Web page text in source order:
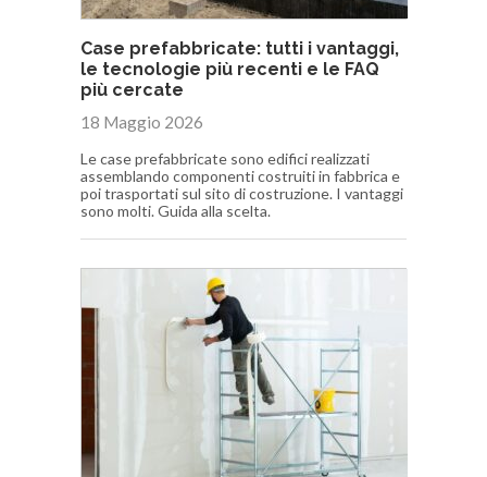
Case prefabbricate: tutti i vantaggi,
le tecnologie più recenti e le FAQ
più cercate
18 Maggio 2026
Le case prefabbricate sono edifici realizzati
assemblando componenti costruiti in fabbrica e
poi trasportati sul sito di costruzione. I vantaggi
sono molti. Guida alla scelta.